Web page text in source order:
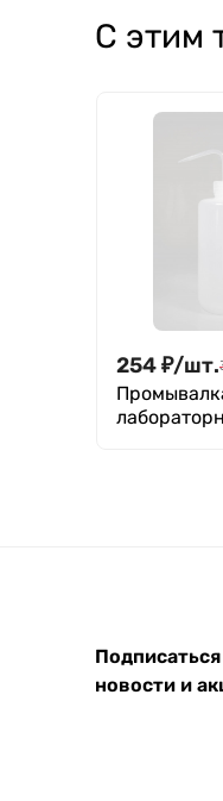
С этим
254₽/шт.
новости и